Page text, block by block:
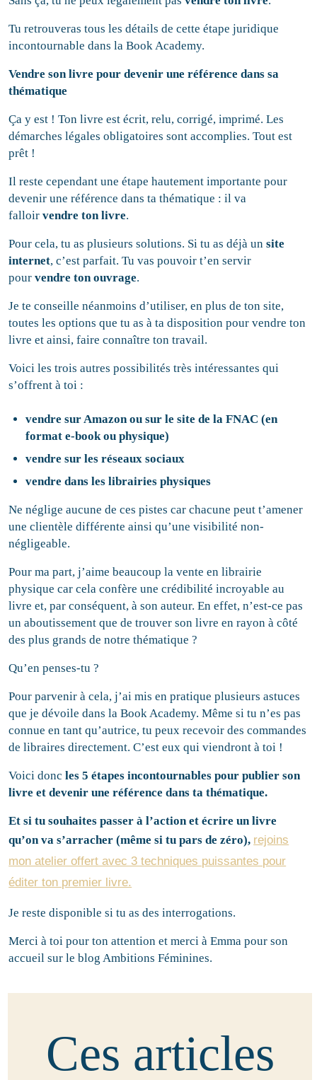
Tu retrouveras tous les détails de cette étape juridique
incontournable dans la Book Academy.
Vendre son livre pour devenir une référence dans sa
thématique
Ça y est ! Ton livre est écrit, relu, corrigé, imprimé. Les
démarches légales obligatoires sont accomplies. Tout est
prêt !
Il reste cependant une étape hautement importante pour
devenir une référence dans ta thématique : il va
falloirvendre ton livre.
Pour cela, tu as plusieurs solutions. Si tu as déjà unsite
internet, c’est parfait. Tu vas pouvoir t’en servir
pourvendre ton ouvrage.
Je te conseille néanmoins d’utiliser, en plus de ton site,
toutes les options que tu as à ta disposition pour vendre ton
livre et ainsi, faire connaître ton travail.
Voici les trois autres possibilités très intéressantes qui
s’offrent à toi :
vendre sur Amazon ou sur le site de la FNAC (en
format e-book ou physique)
vendre sur les réseaux sociaux
vendre dans les librairies physiques
Ne néglige aucune de ces pistes car chacune peut t’amener
une clientèle différente ainsi qu’une visibilité non-
négligeable.
Pour ma part, j’aime beaucoup la vente en librairie
physique car cela confère une crédibilité incroyable au
livre et, par conséquent, à son auteur. En effet, n’est-ce pas
un aboutissement que de trouver son livre en rayon à côté
des plus grands de notre thématique ?
Qu’en penses-tu ?
Pour parvenir à cela, j’ai mis en pratique plusieurs astuces
que je dévoile dans la Book Academy. Même si tu n’es pas
connue en tant qu’autrice, tu peux recevoir des commandes
de libraires directement. C’est eux qui viendront à toi !
Voici doncles 5 étapes incontournables pour publier son
livre et devenir une référence dans ta thématique.
Et si tu souhaites passer à l’action et écrire un livre
qu’on va s’arracher (même si tu pars de zéro), rejoins
mon atelier offert avec 3 techniques puissantes pour
éditer ton premier livre.
Je reste disponible si tu as des interrogations.
Merci à toi pour ton attention et merci à Emma pour son
accueil sur le blog Ambitions Féminines.
Ces articles